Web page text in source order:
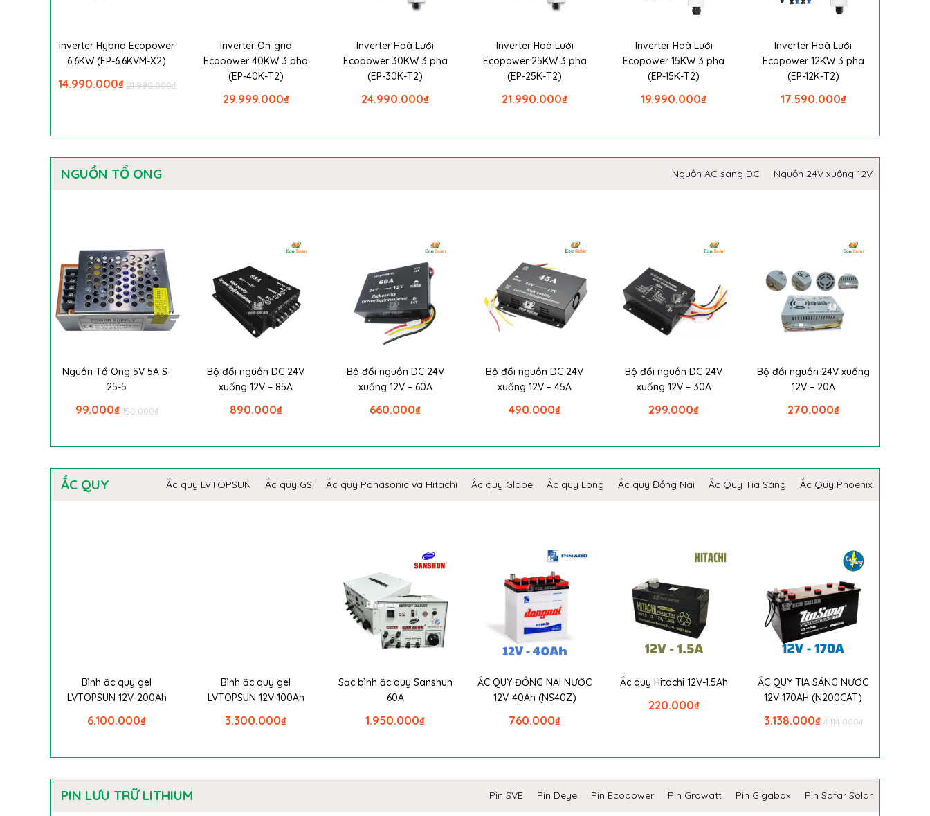
Inverter Hybrid Ecopower
6.6KW (EP-6.6KVM-X2)
₫
21.990.000
₫
14.990.000
Inverter On-grid
Ecopower 40KW 3 pha
(EP-40K-T2)
₫
29.999.000
Inverter Hoà Lưới
Ecopower 30KW 3 pha
(EP-30K-T2)
₫
24.990.000
Inverter Hoà Lưới
Ecopower 25KW 3 pha
(EP-25K-T2)
₫
21.990.000
Inverter Hoà Lưới
Ecopower 15KW 3 pha
(EP-15K-T2)
₫
19.990.000
Inverter Hoà Lưới
Ecopower 12KW 3 pha
(EP-12K-T2)
₫
17.590.000
NGUỒN TỔ ONG Nguồn AC sang DC Nguồn 24V xuống 12V
Nguồn Tổ Ong 5V 5A S-
25-5
₫
150.000
₫
99.000
Bộ đổi nguồn DC 24V
xuống 12V – 85A
₫
890.000
Bộ đổi nguồn DC 24V
xuống 12V – 60A
₫
660.000
Bộ đổi nguồn DC 24V
xuống 12V – 45A
₫
490.000
Bộ đổi nguồn DC 24V
xuống 12V – 30A
₫
299.000
Bộ đổi nguồn 24V xuống
12V – 20A
₫
270.000
ẮC QUY Ắc quy LVTOPSUN Ắc quy GS Ắc quy Panasonic và Hitachi Ắc quy Globe Ắc quy Long Ắc quy Đồng Nai Ắc Quy Tia Sáng Ắc Quy Phoenix
Bình ắc quy gel
LVTOPSUN 12V-200Ah
₫
6.100.000
Bình ắc quy gel
LVTOPSUN 12V-100Ah
₫
3.300.000
Sạc bình ắc quy Sanshun
60A
₫
1.950.000
ẮC QUY ĐỒNG NAI NƯỚC
12V-40Ah (NS40Z)
₫
760.000
Ắc quy Hitachi 12V-1.5Ah
₫
220.000
ẮC QUY TIA SÁNG NƯỚC
12V-170AH (N200CAT)
₫
4.114.000
₫
3.138.000
PIN LƯU TRỮ LITHIUM Pin SVE Pin Deye Pin Ecopower Pin Growatt Pin Gigabox Pin Sofar Solar